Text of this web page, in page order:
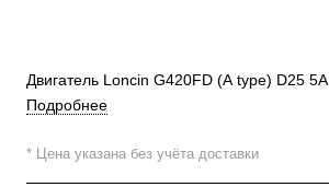
Двигатель Loncin G420FD (A type) D25 5А
Подробнее
* Цена указана без учёта доставки